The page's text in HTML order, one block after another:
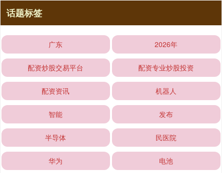
话题标签
广东 2026年
配资炒股交易平台 配资专业炒股投资
配资资讯 机器人
智能 发布
半导体 民医院
华为 电池